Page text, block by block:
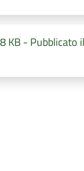
KB - Pubblicato il